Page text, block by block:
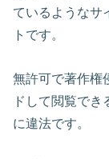
ているようなサ
トです。
無許可で著作権
ドして閲覧で
に違法です。